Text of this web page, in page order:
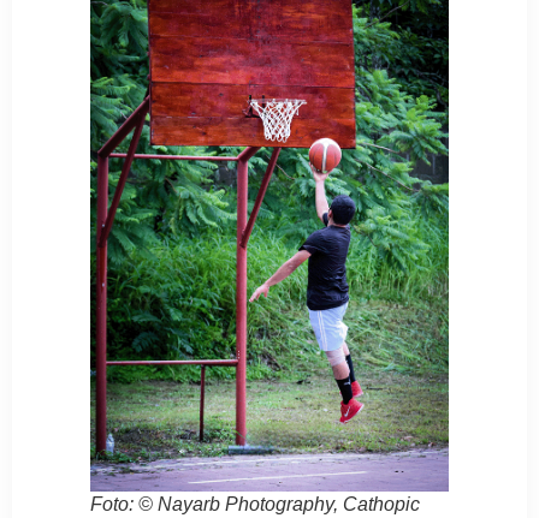
Foto: © Nayarb Photography, Cathopic